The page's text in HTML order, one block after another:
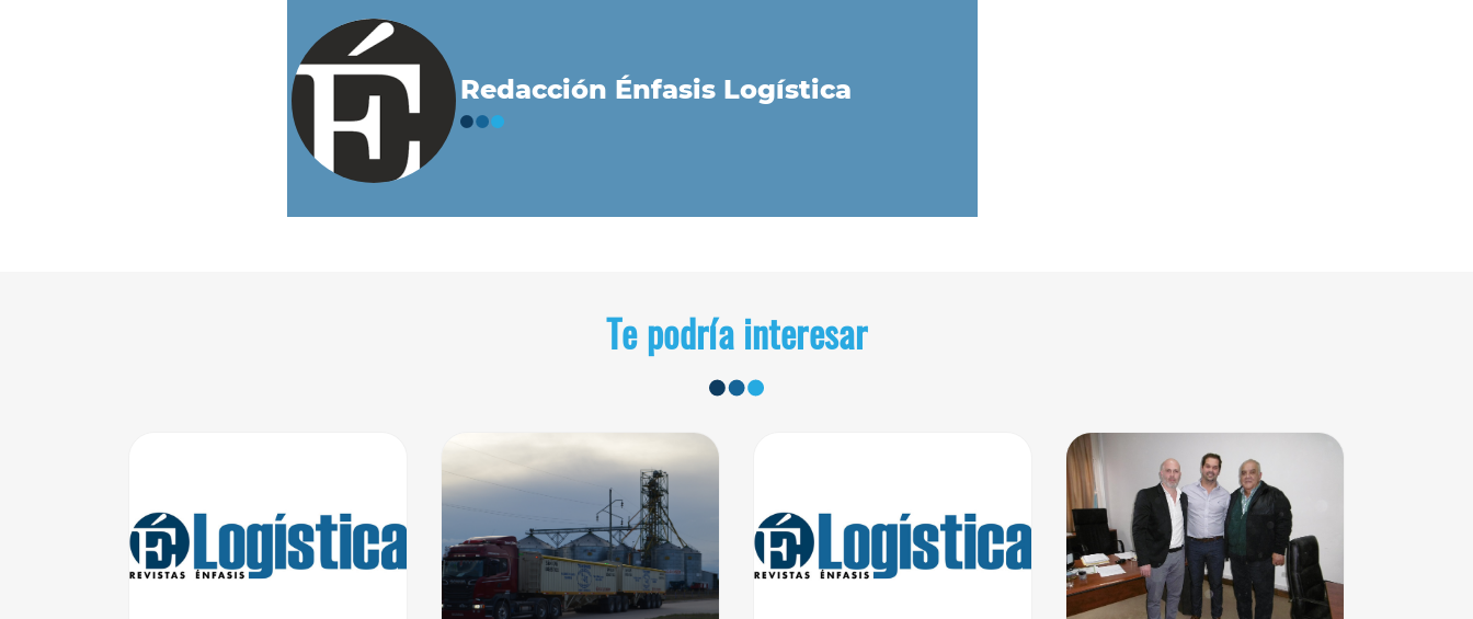
Redacción Énfasis Logística
Te podría interesar